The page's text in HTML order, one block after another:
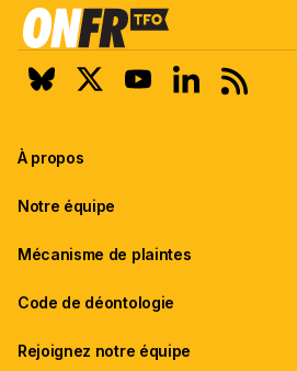
À propos
Notre équipe
Mécanisme de plaintes
Code de déontologie
Rejoignez notre équipe